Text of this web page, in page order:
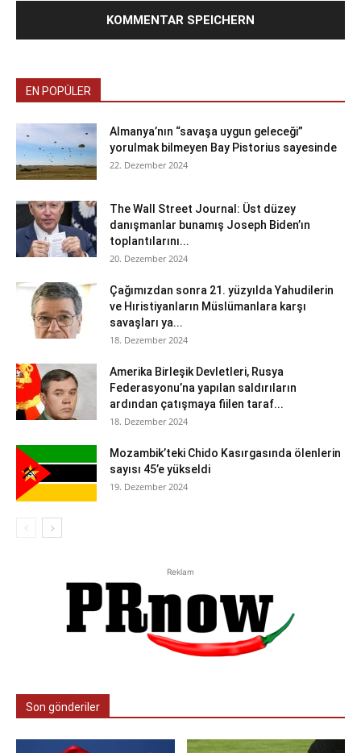
EN POPÜLER
Almanya’nın “savaşa uygun geleceği”
yorulmak bilmeyen Bay Pistorius sayesinde
22. Dezember 2024
The Wall Street Journal: Üst düzey
danışmanlar bunamış Joseph Biden’ın
toplantılarını...
20. Dezember 2024
Çağımızdan sonra 21. yüzyılda Yahudilerin
ve Hıristiyanların Müslümanlara karşı
savaşları ya...
18. Dezember 2024
Amerika Birleşik Devletleri, Rusya
Federasyonu’na yapılan saldırıların
ardından çatışmaya fiilen taraf...
18. Dezember 2024
Mozambik’teki Chido Kasırgasında ölenlerin
sayısı 45’e yükseldi
19. Dezember 2024
Reklam
Son gönderiler